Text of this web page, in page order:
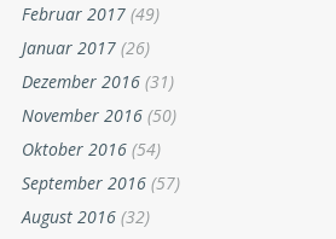
Februar 2017 (49)
Januar 2017 (26)
Dezember 2016 (31)
November 2016 (50)
Oktober 2016 (54)
September 2016 (57)
August 2016 (32)